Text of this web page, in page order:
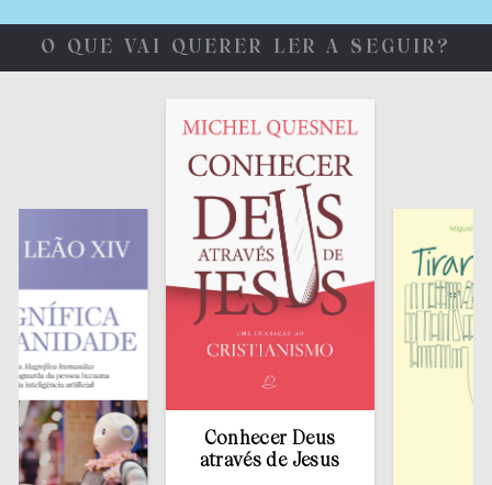
O QUE VAI QUERER LER A SEGUIR?
Conhecer Deus
através de Jesus